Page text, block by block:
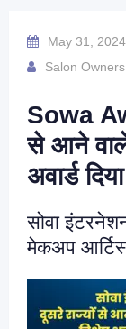
May 31, 2024
Salon
Sowa
से आने वाले
अवार्ड
सोवा
मेकअप